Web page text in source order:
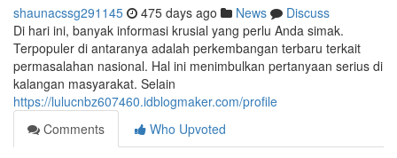
shaunacssg291145 475 days ago News
Discuss
Di hari ini, banyak informasi krusial yang perlu Anda simak.
Terpopuler di antaranya adalah perkembangan terbaru terkait
permasalahan nasional. Hal ini menimbulkan pertanyaan serius di
kalangan masyarakat. Selain
https://lulucnbz607460.idblogmaker.com/profile
Comments
Who Upvoted